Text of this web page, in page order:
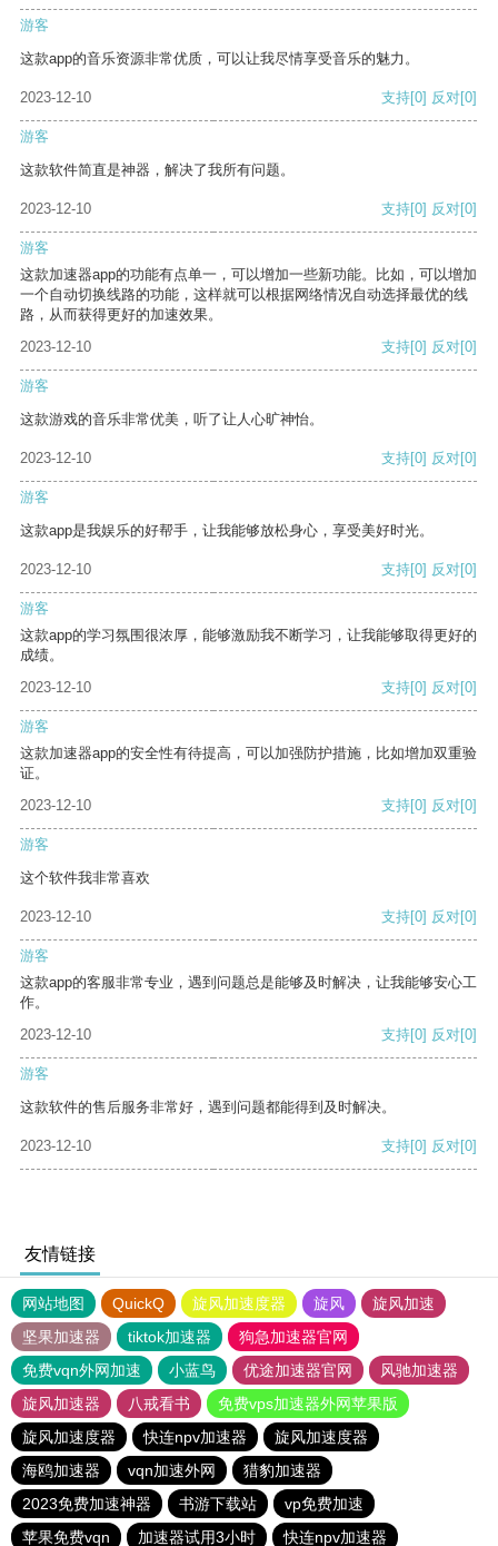
游客
这款app的音乐资源非常优质，可以让我尽情享受音乐的魅力。
2023-12-10 支持[0] 反对[0]
游客
这款软件简直是神器，解决了我所有问题。
2023-12-10 支持[0] 反对[0]
游客
这款加速器app的功能有点单一，可以增加一些新功能。比如，可以增加
一个自动切换线路的功能，这样就可以根据网络情况自动选择最优的线
路，从而获得更好的加速效果。
2023-12-10
支持[0] 反对[0]
游客
这款游戏的音乐非常优美，听了让人心旷神怡。
2023-12-10 支持[0] 反对[0]
游客
这款app是我娱乐的好帮手，让我能够放松身心，享受美好时光。
2023-12-10 支持[0] 反对[0]
游客
这款app的学习氛围很浓厚，能够激励我不断学习，让我能够取得更好的
成绩。
2023-12-10
支持[0] 反对[0]
游客
这款加速器app的安全性有待提高，可以加强防护措施，比如增加双重验
证。
2023-12-10
支持[0] 反对[0]
游客
这个软件我非常喜欢
2023-12-10 支持[0] 反对[0]
游客
这款app的客服非常专业，遇到问题总是能够及时解决，让我能够安心工
作。
2023-12-10
支持[0] 反对[0]
游客
这款软件的售后服务非常好，遇到问题都能得到及时解决。
2023-12-10 支持[0] 反对[0]
友情链接
网站地图 QuickQ 旋风加速度器 旋风
旋风加速
坚果加速器
tiktok加速器
狗急加速器官网
免费vqn外网加速
小蓝鸟 优途加速器官网
风驰加速器
旋风加速器
八戒看书
免费vps加速器外网苹果版
旋风加速度器
快连npv加速器
旋风加速度器
海鸥加速器
vqn加速外网
猎豹加速器
2023免费加速神器
书游下载站
vp免费加速
苹果免费vqn
加速器试用3小时 快连npv加速器